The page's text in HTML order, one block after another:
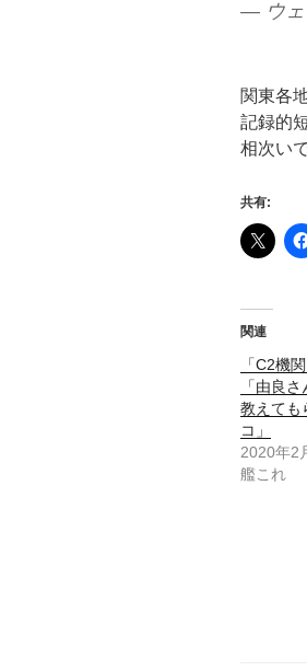
— ウェ
関東各
記録的
相次い
共有:
関連
「C2機
「由良
教えても
コ」
2020年2
艦これ